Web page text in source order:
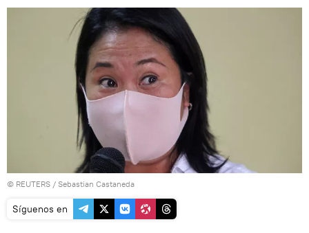
© REUTERS / Sebastian Castaneda
Síguenos en